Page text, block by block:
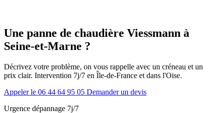
Une panne de chaudière Viessmann à
Seine-et-Marne ?
Décrivez votre problème, on vous rappelle avec un créneau et un
prix clair. Intervention 7j/7 en Île-de-France et dans l'Oise.
Appeler le 06 44 64 95 05 Demander un devis
Urgence dépannage 7j/7